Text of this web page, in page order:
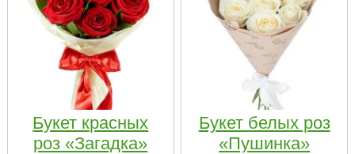
Букет красных
роз «Загадка»
Букет белых роз
«Пушинка»